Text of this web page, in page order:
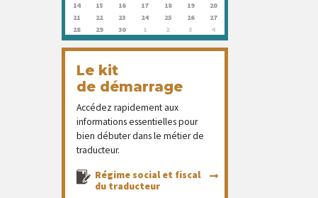
14
15 16 17 18 19
20
21
22 23 24 25 26
27
28
29 30 1 2 3 4
Le kit
de démarrage
Accédez rapidement aux
informations essentielles pour
bien débuter dans le métier de
traducteur.
Régime social et fiscal
du traducteur